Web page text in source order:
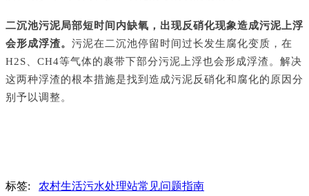
二沉池污泥局部短时间内缺氧，出现反硝化现象造成污泥上浮
会形成浮渣。 污泥在二沉池停留时间过长发生腐化变质，在
H2S、CH4等气体的裹带下部分污泥上浮也会形成浮渣。解决
这两种浮渣的根本措施是找到造成污泥反硝化和腐化的原因分
别予以调整。
标签: 农村生活污水处理站常见问题指南